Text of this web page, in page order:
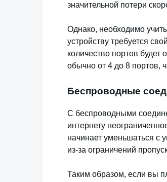
значительной потери
Однако, необходимо
устройству требуется
количество портов будет
обычно от 4 до 8 портов,
Беспроводные
С беспроводными
интернету
начинает уменьшаться с
из-за ограничений
Таким образом, если вы